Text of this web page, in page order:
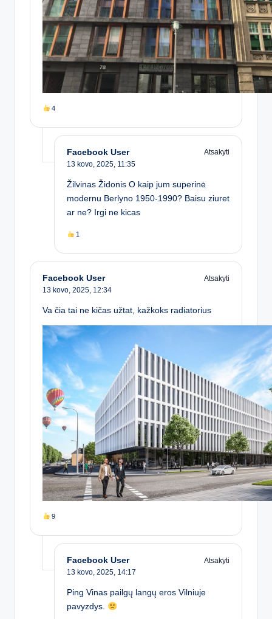
4
Facebook User
Atsakyti
13 kovo, 2025, 11:35
Žilvinas Židonis O kaip jum superinė
modernu Berlyno 1950-1990? Baisu ziuret
ar ne? Irgi ne kicas
1
Facebook User
Atsakyti
13 kovo, 2025, 12:34
Va čia tai ne kičas užtat, kažkoks radiatorius
9
Facebook User
Atsakyti
13 kovo, 2025, 14:17
Ping Vinas pailgų langų eros Vilniuje
pavyzdys.